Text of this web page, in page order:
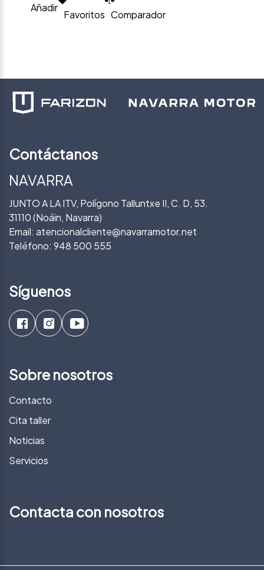
Añadir
Favoritos Comparador
Contáctanos
NAVARRA
JUNTO A LA ITV, Polígono Talluntxe II, C. D, 53.
31110 (Noáin, Navarra)
Email: atencionalcliente@navarramotor.net
Teléfono: 948 500 555
Síguenos
Sobre nosotros
Contacto
Cita taller
Noticias
Servicios
Contacta con nosotros